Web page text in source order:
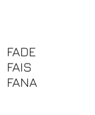
FADE
FAIS
FANA